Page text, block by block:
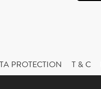
PROTECTION T & C